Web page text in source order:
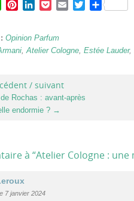
WhatsApp
PinterestLinkedInPocketEmailTwitterPartager
Opinion Parfum
,Atelier Cologne, Estée Lauder,
/ suivant
Rochas : avant-après
endormie ? →
à “Atelier Cologne :
7 janvier 2024